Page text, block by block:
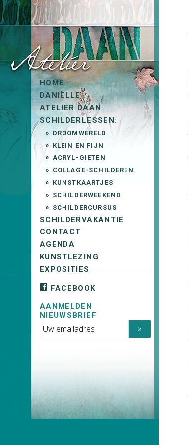
HOME
DANIËLLE
ATELIER DAAN
SCHILDERLESSEN:
DROOMWERELD
KLEIN EN FIJN
ACRYL-GIETEN
COLLAGE-SCHILDEREN
KUNSTKAARTJES
SCHILDERWEEKEND
SCHILDERCURSUS
SCHILDERVAKANTIE
CONTACT
AGENDA
KUNSTLEZING
EXPOSITIES
FACEBOOK
AANMELDEN
NIEUWSBRIEF